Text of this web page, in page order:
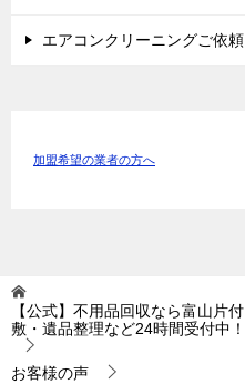
エアコンクリーニングご依
加盟希望の業者の方へ
【公式】不用品回収なら富山片
敷・遺品整理など24時間受付中！
お客様の声